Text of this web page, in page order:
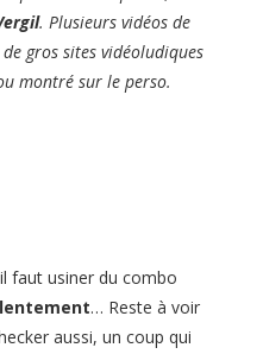
. Plusieurs vidéos de
gros sites vidéoludiques
montré sur le perso.
faut usiner du combo
… Reste à voir
aussi, un coup qui